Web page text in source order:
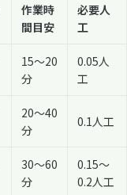
作業時
間目安
必要人
工
15〜20
分
0.05人
工
20〜40
分
0.1人工
30〜60
分
0.15〜
0.2人工